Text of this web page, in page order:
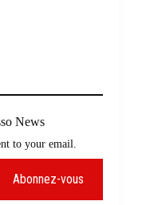
News
to your email.
Abonnez-vous